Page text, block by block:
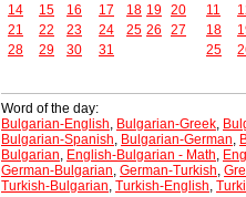
14
15 16 17 18 19 20
21
22 23 24 25 26
27
28
29 30 31
11
18
25
Word of the day:
Bulgarian-English, Bulgarian-Greek,
Bulgarian-Spanish, Bulgarian-German,
Bulgarian, English-Bulgarian - Math,
German-Bulgarian, German-Turkish,
Turkish-Bulgarian, Turkish-English,